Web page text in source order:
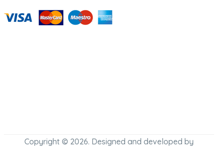
Copyright © 2026. Designed and developed by